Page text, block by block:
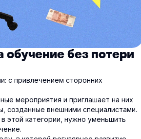
без потери
с привлечением сторонних
мероприятия и приглашает на них
созданные внешними специалистами.
этой категории, нужно уменьшить